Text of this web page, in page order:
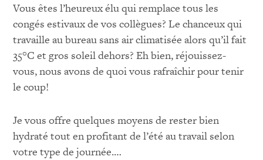
Vous êtes l’heureux élu qui remplace tous les
congés estivaux de vos collègues? Le chanceux qui
travaille au bureau sans air climatisée alors qu’il fait
35°C et gros soleil dehors? Eh bien, réjouissez-
vous, nous avons de quoi vous rafraîchir pour tenir
le coup!
Je vous offre quelques moyens de rester bien
hydraté tout en profitant de l’été au travail selon
votre type de journée.…